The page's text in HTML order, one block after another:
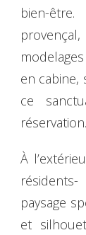
bien-
en cabine,
ce
réservation.
À
paysage
et